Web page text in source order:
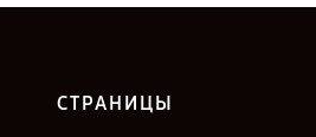
СТРАНИЦЫ